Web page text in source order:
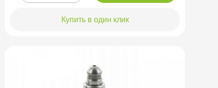
Купить в один клик